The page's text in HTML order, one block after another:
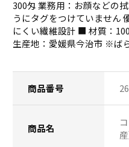
300匁 業務用：お顔などの
うにタグをつけていません
にくい繊維設計 ■ 材質：
生産地：愛媛県今治市 ※ば
商品番号
商品名